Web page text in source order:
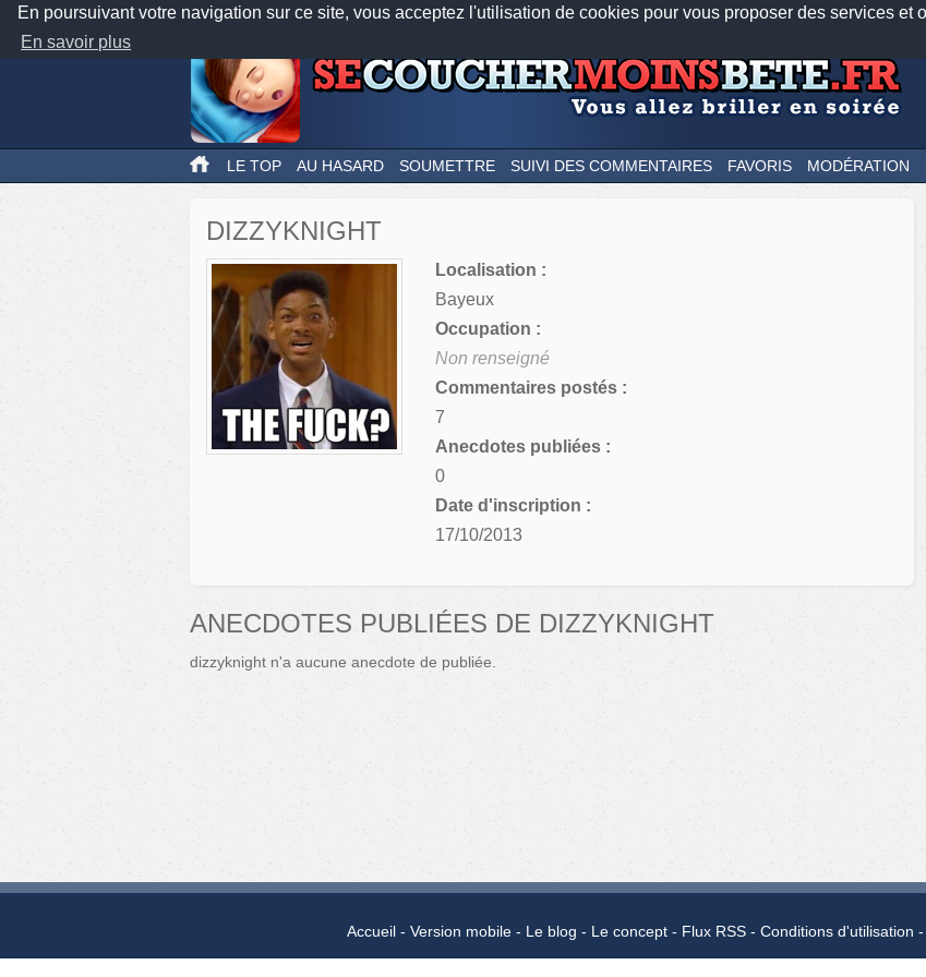
En poursuivant votre navigation sur ce site, vous acceptez l'utilisation de cookies pour vous proposer des services et
En savoir plus
Nos applications mobiles Newsletter
LE TOP AU HASARD SOUMETTRE SUIVI DES COMMENTAIRES FAVORIS MODÉRATION
DIZZYKNIGHT
Localisation :
Bayeux
Occupation :
Non renseigné
Commentaires postés :
7
Anecdotes publiées :
0
Date d'inscription :
17/10/2013
ANECDOTES PUBLIÉES DE DIZZYKNIGHT
dizzyknight n'a aucune anecdote de publiée.
Accueil Version mobile Le blog Le concept Flux RSS Conditions d'utilisation